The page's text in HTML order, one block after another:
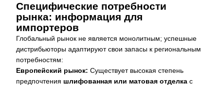
Специфические потребности
рынка: информация для
импортеров
Глобальный рынок не является монолитным; успешные
дистрибьюторы адаптируют свои запасы к региональным
потребностям:
Европейский рынок: Существует высокая степень
предпочтения шлифованная или матовая отделка с